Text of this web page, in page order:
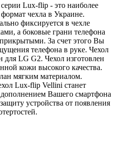
Lux-flip - это наиболее
чехла в Украине.
фиксируется в чехле
а боковые грани телефона
За счет этого Вы
телефона в руке. Чехол
для LG G2. Чехол изготовлен
кожи высокого качества.
мягким материалом.
Lux-flip Vellini станет
Вашего смартфона
устройства от появления